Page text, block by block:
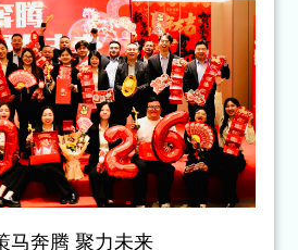
马奔腾 聚力未来